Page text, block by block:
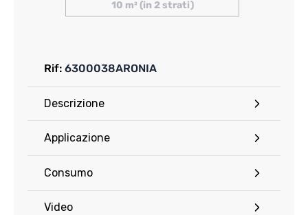
Rif: 6300038ARONIA
Descrizione
Applicazione
Consumo
Video
10 m² (in 2 strati)